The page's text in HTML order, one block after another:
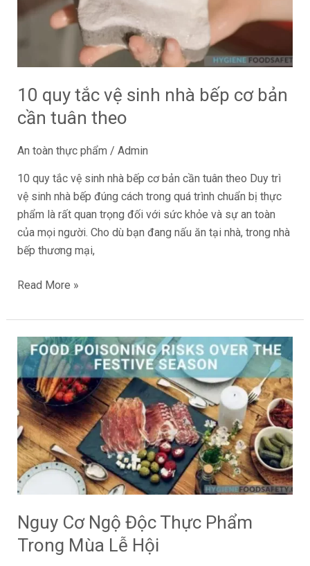
10 quy tắc vệ sinh nhà bếp cơ bản
cần tuân theo
An toàn thực phẩm / Admin
10 quy tắc vệ sinh nhà bếp cơ bản cần tuân theo Duy trì
vệ sinh nhà bếp đúng cách trong quá trình chuẩn bị thực
phẩm là rất quan trọng đối với sức khỏe và sự an toàn
của mọi người. Cho dù bạn đang nấu ăn tại nhà, trong nhà
bếp thương mại,
nhà
tuân
theo
Read More »
Nguy Cơ Ngộ Độc Thực Phẩm
Trong Mùa Lễ Hội
Nguy
Cơ
Ngộ
Độc
Thực
Phẩm
Trong
Mùa
Lễ